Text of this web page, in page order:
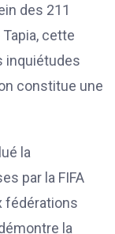
des 211
cette
inquiétudes
constitue une
la
par la FIFA
fédérations
la